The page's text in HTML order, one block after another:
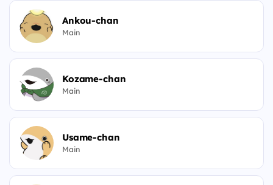
Ankou-chan
Main
Kozame-chan
Main
Usame-chan
Main